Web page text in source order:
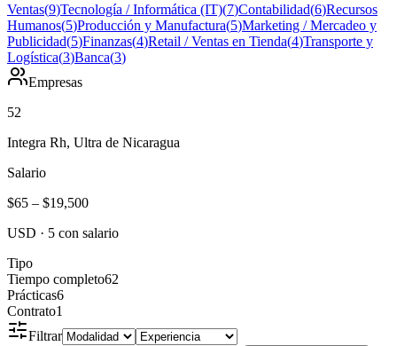
Ventas(9)Tecnología / Informática (IT)(7)Contabilidad(6)Recursos
Humanos(5)Producción y Manufactura(5)Marketing / Mercadeo y
Publicidad(5)Finanzas(4)Retail / Ventas en Tienda(4)Transporte y
Logística(3)Banca(3)
Empresas
52
Integra Rh, Ultra de Nicaragua
Salario
$65 – $19,500
USD · 5 con salario
Tipo
Tiempo completo62
Prácticas6
Contrato1
Filtrar